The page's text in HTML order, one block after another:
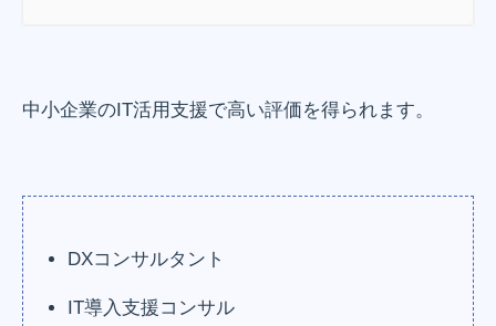
中小企業のIT活用支援で高い評価を得られます。
DXコンサルタント
IT導入支援コンサル